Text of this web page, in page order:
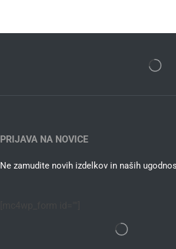
PRIJAVA NA NOVICE
Ne zamudite novih izdelkov in naših